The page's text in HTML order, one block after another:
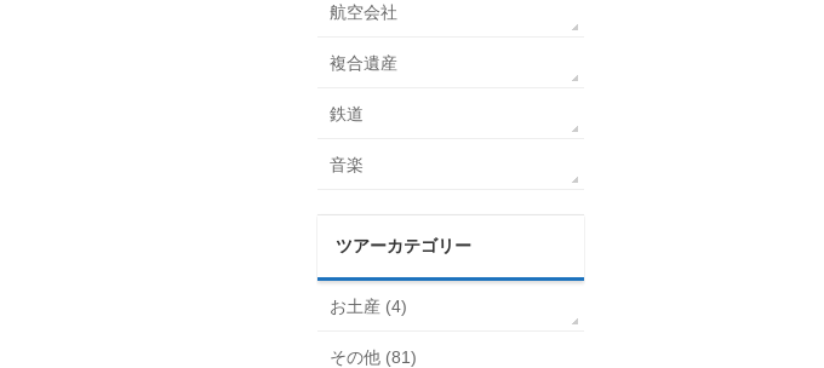
航空会社
複合遺産
鉄道
音楽
ツアーカテゴリー
お土産 (4)
その他 (81)